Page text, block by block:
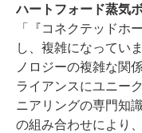
ハートフォード蒸気
「『コネクテッドホ
し、複雑になってい
ノロジーの複雑な関
ライアンスにユニー
ニアリングの専門知
の組み合わせにより